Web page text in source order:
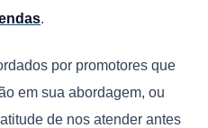
.
por promotores que
em sua abordagem, ou
de nos atender antes